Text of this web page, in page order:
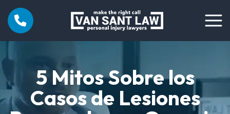
5 Mitos Sobre los
Casos de Lesiones